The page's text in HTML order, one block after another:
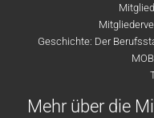
Geschichte: Der
Mehr über die